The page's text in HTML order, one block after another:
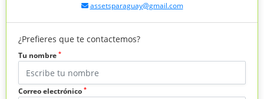
assetsparaguay@gmail.com
¿Prefieres que te contactemos?
Tu nombre *
Correo electrónico *